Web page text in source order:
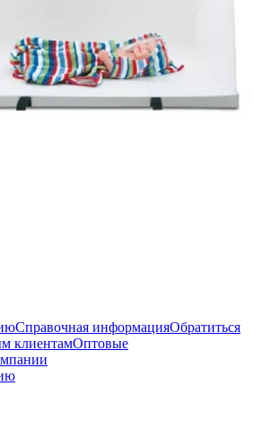
Справочная информацияОбратиться
клиентамОптовые